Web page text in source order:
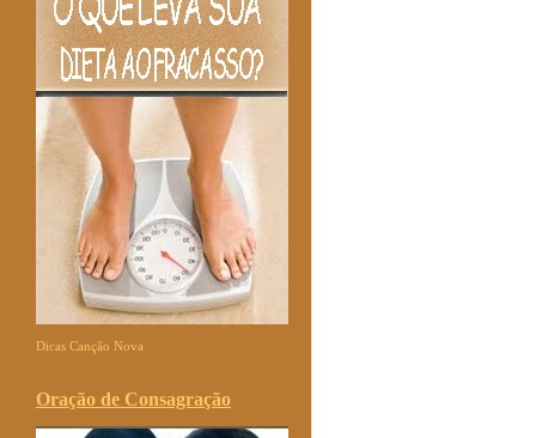
Dicas Canção Nova
Oração de Consagração